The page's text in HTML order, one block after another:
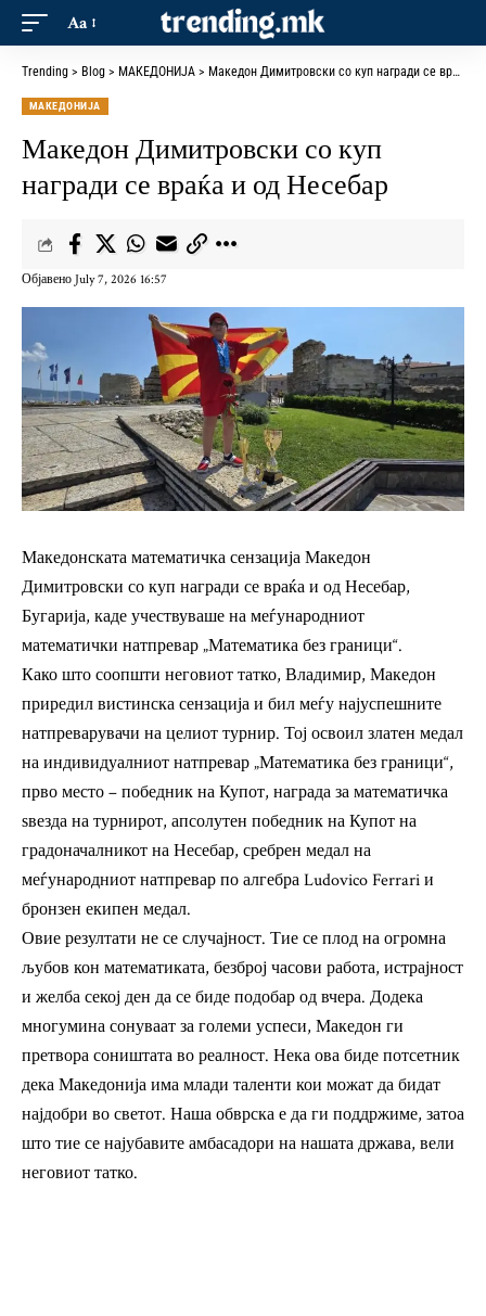
Aa
Trending > Blog > МАКЕДОНИЈА > Македон Димитровски со куп награди се враќа и од Несебар
МАКЕДОНИЈА
Македон Димитровски со куп
награди се враќа и од Несебар
Објавено July 7, 2026 16:57
Македонската математичка сензација Македон
Димитровски со куп награди се враќа и од Несебар,
Бугарија, каде учествуваше на меѓународниот
математички натпревар „Математика без граници“.
Како што соопшти неговиот татко, Владимир, Македон
приредил вистинска сензација и бил меѓу најуспешните
натпреварувачи на целиот турнир. Тој освоил златен медал
на индивидуалниот натпревар „Математика без граници“,
прво место – победник на Купот, награда за математичка
ѕвезда на турнирот, апсолутен победник на Купот на
градоначалникот на Несебар, сребрен медал на
меѓународниот натпревар по алгебра Ludovico Ferrari и
бронзен екипен медал.
Овие резултати не се случајност. Тие се плод на огромна
љубов кон математиката, безброј часови работа, истрајност
и желба секој ден да се биде подобар од вчера. Додека
многумина сонуваат за големи успеси, Македон ги
претвора соништата во реалност. Нека ова биде потсетник
дека Македонија има млади таленти кои можат да бидат
најдобри во светот. Наша обврска е да ги поддржиме, затоа
што тие се најубавите амбасадори на нашата држава, вели
неговиот татко.